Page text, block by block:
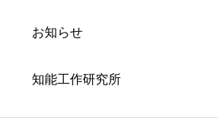
お知らせ
知能工作研究所